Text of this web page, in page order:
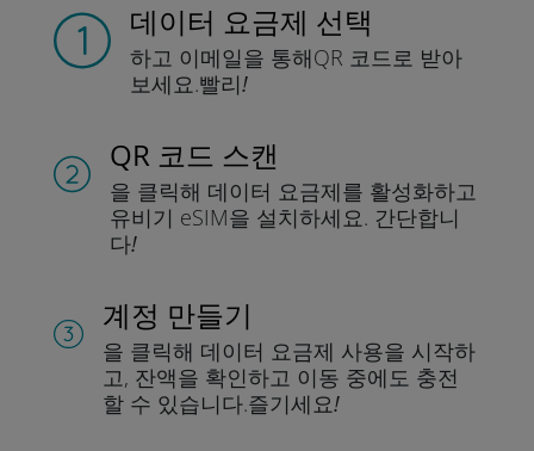
데이터 요금제 선택
하고 이메일을 통해QR 코드로 받아
보세요.빨리!
QR 코드 스캔
을 클릭해 데이터 요금제를 활성화하고
유비기 eSIM을 설치하세요. 간단합니
다!
계정 만들기
을 클릭해 데이터 요금제 사용을 시작하
고, 잔액을 확인하고 이동 중에도 충전
할 수 있습니다.즐기세요!